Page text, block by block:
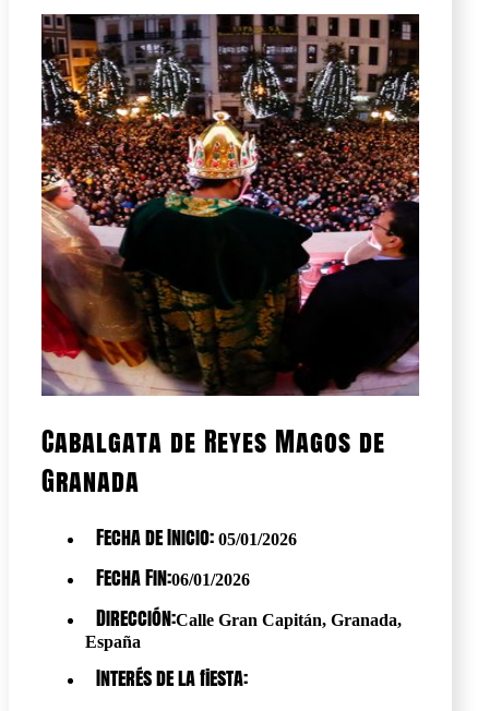
Cabalgata de Reyes Magos de
Granada
Fecha de Inicio: 05/01/2026
Fecha Fin:06/01/2026
Dirección:Calle Gran Capitán, Granada,
España
Interés de la fiesta: